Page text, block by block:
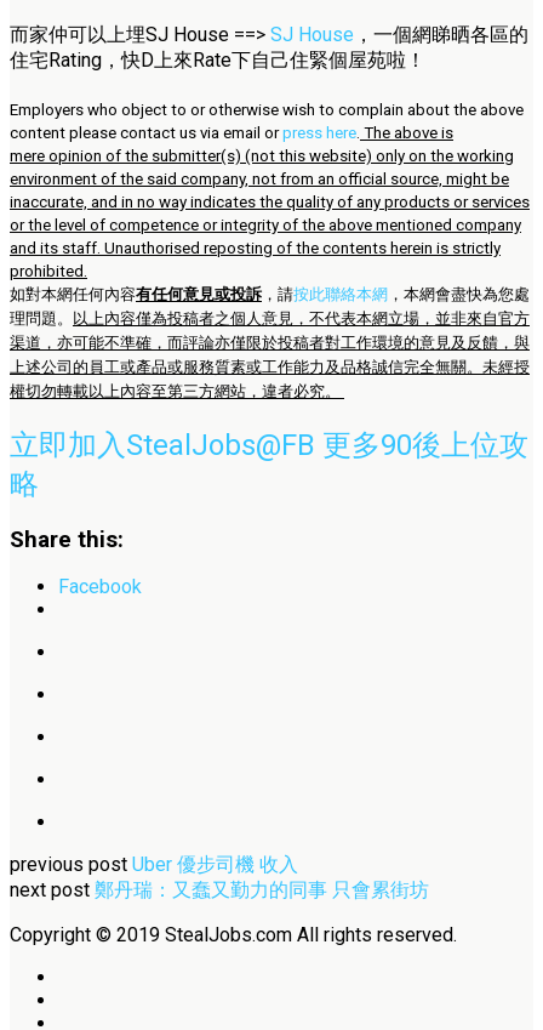
而家仲可以上埋SJ House ==> SJ House ，一個網睇晒各區的
住宅Rating，快D上來Rate下自己住緊個屋苑啦！
Employers who object to or otherwise wish to complain about the above
content please contact us via email orpress here. The above is
mere opinion of the submitter(s) (not this website) only on the working
environment of the said company, not from an official source, might be
inaccurate, and in no way indicates the quality of any products or services
or the level of competence or integrity of the above mentioned company
and its staff. Unauthorised reposting of the contents herein is strictly
prohibited.
如對本網任何內容有任何意見或投訴 ，請按此聯絡本網 ，本網會盡快為您處
理問題。
以上內容僅為投稿者之個人意見，不代表本網立場，並非來自官方
渠道，亦可能不準確，而評論亦僅限於投稿者對工作環境的意見及反饋，與
上述公司的員工或產品或服務質素或工作能力及品格誠信完全無關。未經授
權切勿轉載以上內容至第三方網站，違者必究。
立即加入StealJobs@FB 更多90後上位攻
略
Share this:
Facebook
previous post Uber 優步司機 收入
next post 鄭丹瑞：又蠢又勤力的同事 只會累街坊
Copyright © 2019 StealJobs.com All rights reserved.